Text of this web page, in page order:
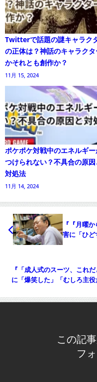
Twitterで話題の謎キャラク
の正体は？神話のキャラク
かそれとも創作か？
11月 15, 2024
ポケポケ対戦中のエネルギ
つけられない？不具合の原因
対処法
11月 14, 2024
『『月曜
害に「ひど
『「成人式のスーツ、これ
に「爆笑した」「むしろ主
この記
フ